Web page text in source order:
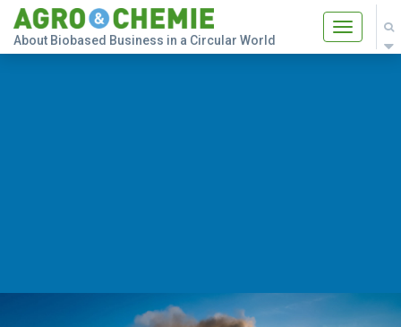
Toggle
About Biobased Business in a Circular World